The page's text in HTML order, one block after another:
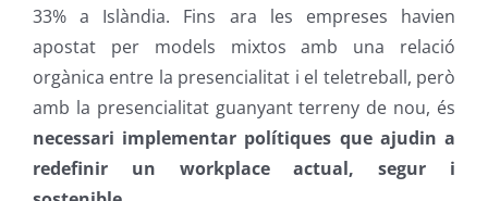
33% a Islàndia. Fins ara les empreses havien
apostat per models mixtos amb una relació
orgànica entre la presencialitat i el teletreball, però
amb la presencialitat guanyant terreny de nou, és
necessari implementar polítiques que ajudin a
redefinir un workplace actual, segur i